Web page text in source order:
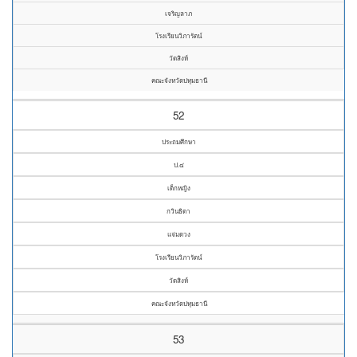
เจริญลาภ
โรงเรียนวิภารัตน์
วัดสิงห์
คณะจังหวัดปทุมธานี
52
ประถมศึกษา
ป.๔
เด็กหญิง
กวินธิดา
แจ่มดวง
โรงเรียนวิภารัตน์
วัดสิงห์
คณะจังหวัดปทุมธานี
53